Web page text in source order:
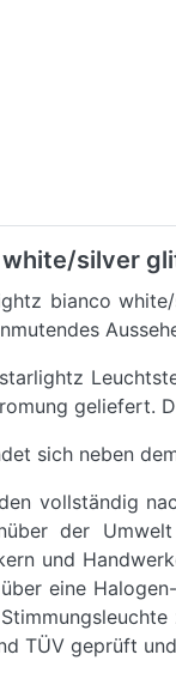
silver
bianco
geliefert.
sich neben
vollständig
der
und
eine
TÜV geprüft